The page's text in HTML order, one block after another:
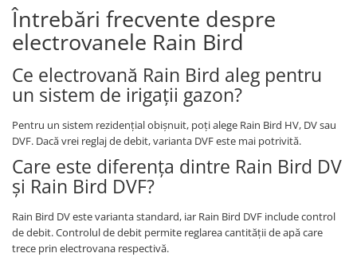
Întrebări frecvente despre
electrovanele Rain Bird
Ce electrovană Rain Bird aleg pentru
un sistem de irigații gazon?
Pentru un sistem rezidențial obișnuit, poți alege Rain Bird HV, DV sau
DVF. Dacă vrei reglaj de debit, varianta DVF este mai potrivită.
Care este diferența dintre Rain Bird DV
și Rain Bird DVF?
Rain Bird DV este varianta standard, iar Rain Bird DVF include control
de debit. Controlul de debit permite reglarea cantității de apă care
trece prin electrovana respectivă.